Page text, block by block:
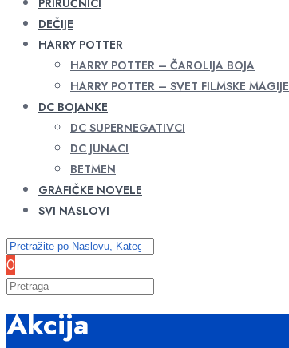
PRIRUČNICI
DEČIJE
HARRY POTTER
HARRY POTTER – ČAROLIJA BOJA
HARRY POTTER – SVET FILMSKE MAGIJE
DC BOJANKE
DC SUPERNEGATIVCI
DC JUNACI
BETMEN
GRAFIČKE NOVELE
SVI NASLOVI
0
Akcija